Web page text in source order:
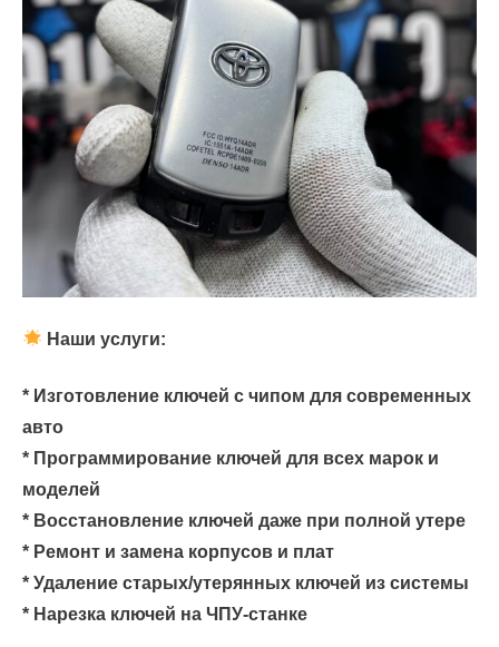
Наши услуги:
* Изготовление ключей с чипом для современных
авто
* Программирование ключей для всех марок и
моделей
* Восстановление ключей даже при полной утере
* Ремонт и замена корпусов и плат
* Удаление старых/утерянных ключей из системы
* Нарезка ключей на ЧПУ-станке